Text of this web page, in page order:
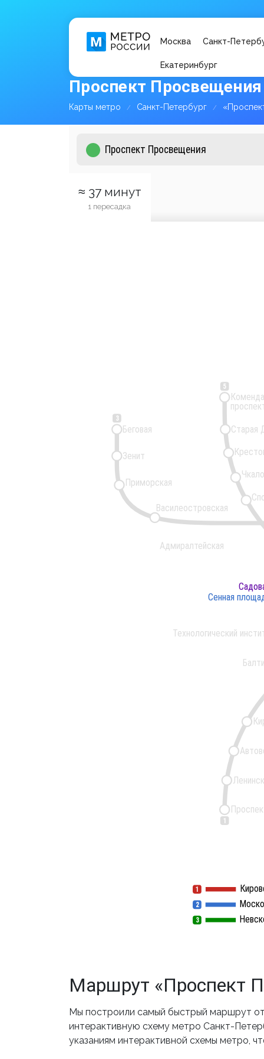
Москва Санкт-
Екатеринбург
Проспект
Карты метро Санкт-Петербург
≈ 37 минут
1 пересадка
1
2
3
1
2
3
1
3
5
Сенная
Технологический
Адмиралтейская
Василеостровская
Приморская
Старая
Зенит
Беговая
Сенная
Маршрут «Проспект
Мы построили самый быстрый маршрут
интерактивную схему метро Санкт-
указаниям интерактивной схемы метро,